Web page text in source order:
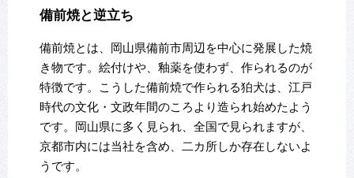
備前焼と逆立ち
備前焼とは、岡山県備前市周辺を中心に発展した焼
き物です。絵付けや、釉薬を使わず、作られるのが
特徴です。こうした備前焼で作られる狛犬は、江戸
時代の文化・文政年間のころより造られ始めたよう
です。岡山県に多く見られ、全国で見られますが、
京都市内には当社を含め、二カ所しか存在しないよ
うです。